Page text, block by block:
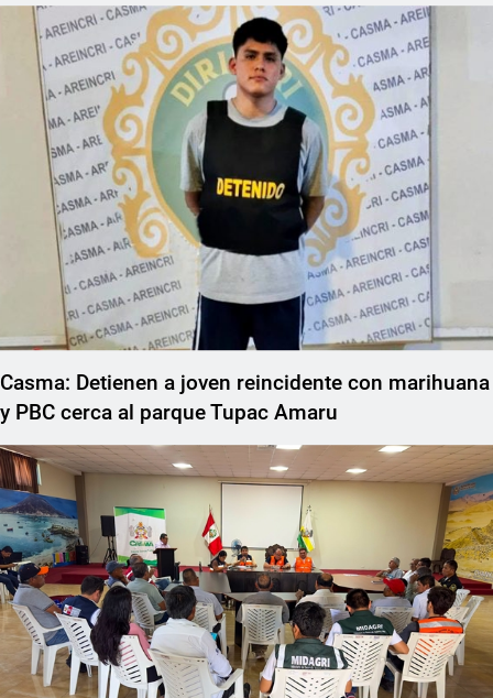
Casma: Detienen a joven reincidente con marihuana
y PBC cerca al parque Tupac Amaru